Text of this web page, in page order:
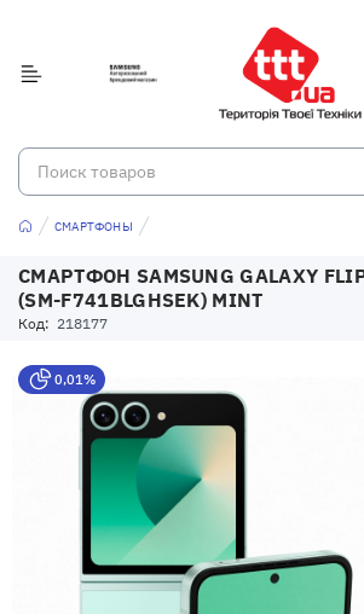
СМАРТФОНЫ
СМАРТФОН SAMSUNG GALAXY
(SM-F741BLGHSEK) MINT
Код: 218177
0,01%